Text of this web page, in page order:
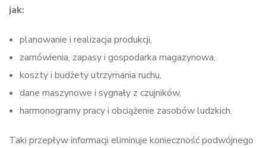
jak:
planowanie i realizacja produkcji,
zamówienia, zapasy i gospodarka magazynowa,
koszty i budżety utrzymania ruchu,
dane maszynowe i sygnały z czujników,
harmonogramy pracy i obciążenie zasobów ludzkich.
Taki przepływ informacji eliminuje konieczność podwójnego